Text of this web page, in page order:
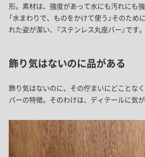
形。素材は、強度があって水にも汚れにも強
「水まわりで、ものをかけて使う」そのため
れた姿が潔い、『ステンレス丸座バー』です。
飾り気はないのに品がある
飾り気はないのに、その佇まいにどことな
バーの特徴。 そのわけは、ディテールに気